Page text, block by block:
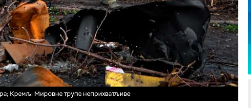
Кремљ: Мировне трупе неприхватљиве